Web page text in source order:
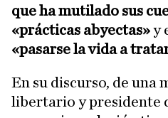
que ha mutilado sus
«prácticas abyectas»y
«pasarse la vida a
En su discurso, de una
libertario y presidente